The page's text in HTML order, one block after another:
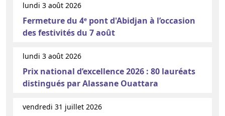
lundi 3 août 2026
Fermeture du 4ᵉ pont d'Abidjan à l’occasion
des festivités du 7 août
lundi 3 août 2026
Prix national d’excellence 2026 : 80 lauréats
distingués par Alassane Ouattara
vendredi 31 juillet 2026